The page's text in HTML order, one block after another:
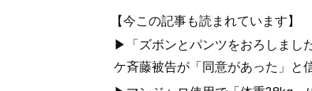
【今この記事も読まれています】
▶「ズボンとパンツをおろしまし
ケ斉藤被告が「同意があった」と